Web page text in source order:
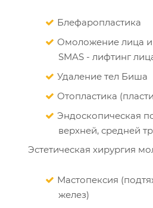
Блефаропластика
Омоложение лица
SMAS - лифтинг
Удаление тел Биша
Отопластика
Эндоскопическая
верхней, средней
Эстетическая хирургия
Мастопексия
желез)